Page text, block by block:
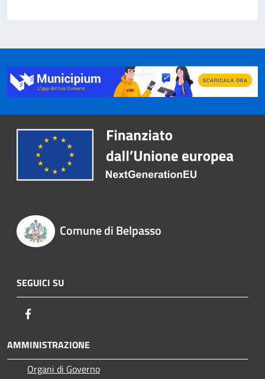
Comune di Belpasso
SEGUICI SU
AMMINISTRAZIONE
Organi di Governo